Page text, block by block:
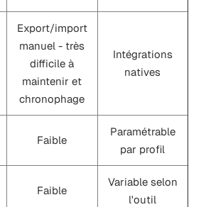
Export/import
manuel - très
difficile à
maintenir et
chronophage
Intégrations
natives
Faible
Paramétrable
par profil
Faible
Variable selon
l'outil